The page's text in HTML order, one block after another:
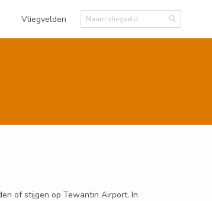
Vliegvelden
of stijgen op Tewantin Airport. In